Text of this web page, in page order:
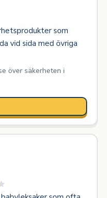
som
vid sida med övriga
över säkerheten i